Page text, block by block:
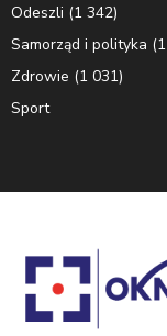
Odeszli (1 342)
Samorząd i polityka
Zdrowie (1 031)
Sport